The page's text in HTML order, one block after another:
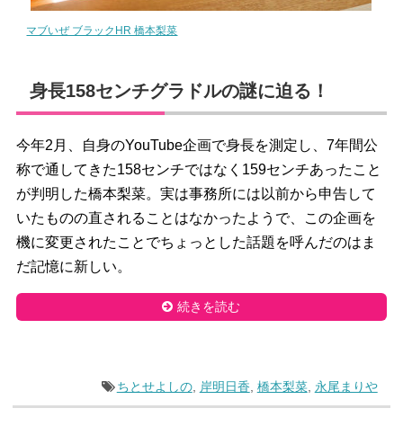
マブいぜ ブラックHR 橋本梨菜
身長158センチグラドルの謎に迫る！
今年2月、自身のYouTube企画で身長を測定し、7年間公
称で通してきた158センチではなく159センチあったこと
が判明した橋本梨菜。実は事務所には以前から申告して
いたものの直されることはなかったようで、この企画を
機に変更されたことでちょっとした話題を呼んだのはま
だ記憶に新しい。
続きを読む
ちとせよしの, 岸明日香 橋本梨菜, 永尾まりや